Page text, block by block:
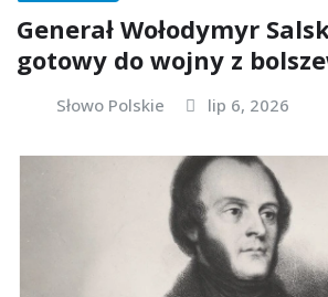
Generał Wołodymyr
gotowy do wojny z
Słowo Polskie lip 6, 2026